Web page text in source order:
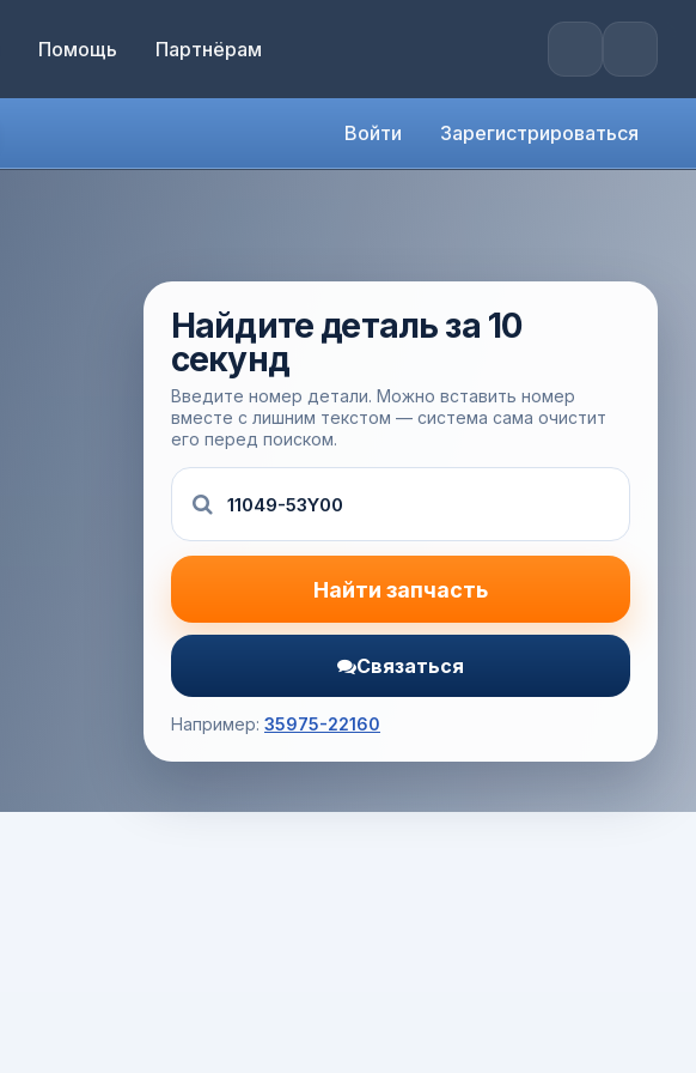
Помощь Партнёрам
Войти Зарегистрироваться
Найдите деталь за 10
секунд
Введите номер детали. Можно вставить номер
вместе с лишним текстом — система сама очистит
его перед поиском.
Найти запчасть
Связаться
Например: 35975-22160